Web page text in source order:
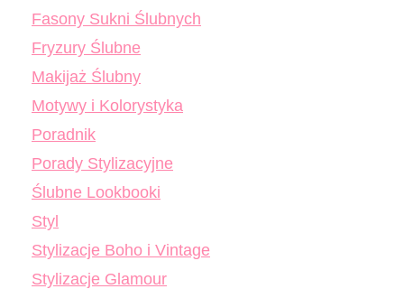
Fasony Sukni Ślubnych
Fryzury Ślubne
Makijaż Ślubny
Motywy i Kolorystyka
Poradnik
Porady Stylizacyjne
Ślubne Lookbooki
Styl
Stylizacje Boho i Vintage
Stylizacje Glamour